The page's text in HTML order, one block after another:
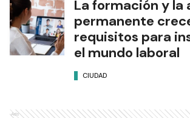
La formación y la
permanente
requisitos para
el mundo laboral
CIUDAD
Ads